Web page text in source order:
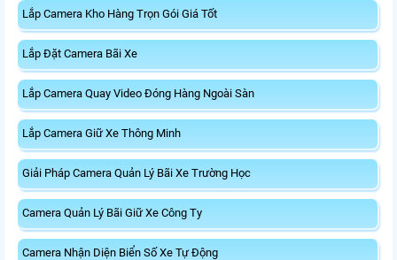
Lắp Camera Kho Hàng Trọn Gói Giá Tốt
Lắp Đặt Camera Bãi Xe
Lắp Camera Quay Video Đóng Hàng Ngoài Sàn
Lắp Camera Giữ Xe Thông Minh
Giải Pháp Camera Quản Lý Bãi Xe Trường Học
Camera Quản Lý Bãi Giữ Xe Công Ty
Camera Nhận Diện Biển Số Xe Tự Động